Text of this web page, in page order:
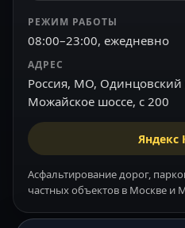
РЕЖИМ РАБОТЫ
08:00–23:00, ежедневно
АДРЕС
Россия, МО, Одинцовский
Можайское шоссе, с 200
Яндекс
Асфальтирование дорог,
частных объектов в Москве и